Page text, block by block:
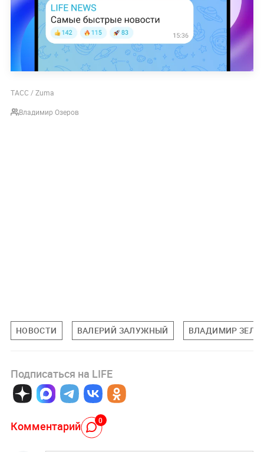
ТАСС / Zuma
Владимир Озеров
НОВОСТИ ВАЛЕРИЙ ЗАЛУЖНЫЙ ВЛАДИМИР
Подписаться на LIFE
Комментарий 0